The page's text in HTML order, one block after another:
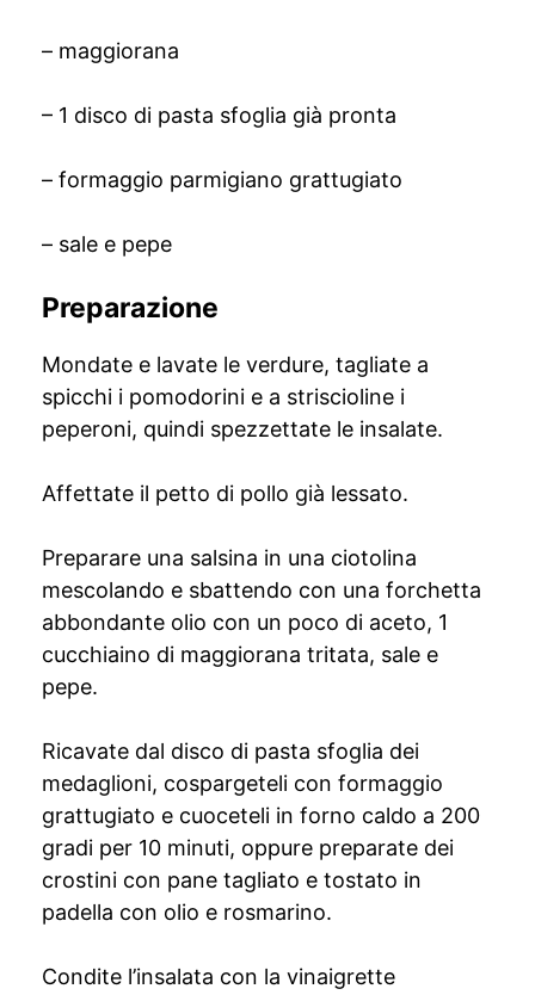
– maggiorana
– 1 disco di pasta sfoglia già pronta
– formaggio parmigiano grattugiato
– sale e pepe
Preparazione
Mondate e lavate le verdure, tagliate a
spicchi i pomodorini e a striscioline i
peperoni, quindi spezzettate le insalate.
Affettate il petto di pollo già lessato.
Preparare una salsina in una ciotolina
mescolando e sbattendo con una forchetta
abbondante olio con un poco di aceto, 1
cucchiaino di maggiorana tritata, sale e
pepe.
Ricavate dal disco di pasta sfoglia dei
medaglioni, cospargeteli con formaggio
grattugiato e cuoceteli in forno caldo a 200
gradi per 10 minuti, oppure preparate dei
crostini con pane tagliato e tostato in
padella con olio e rosmarino.
Condite l’insalata con la vinaigrette